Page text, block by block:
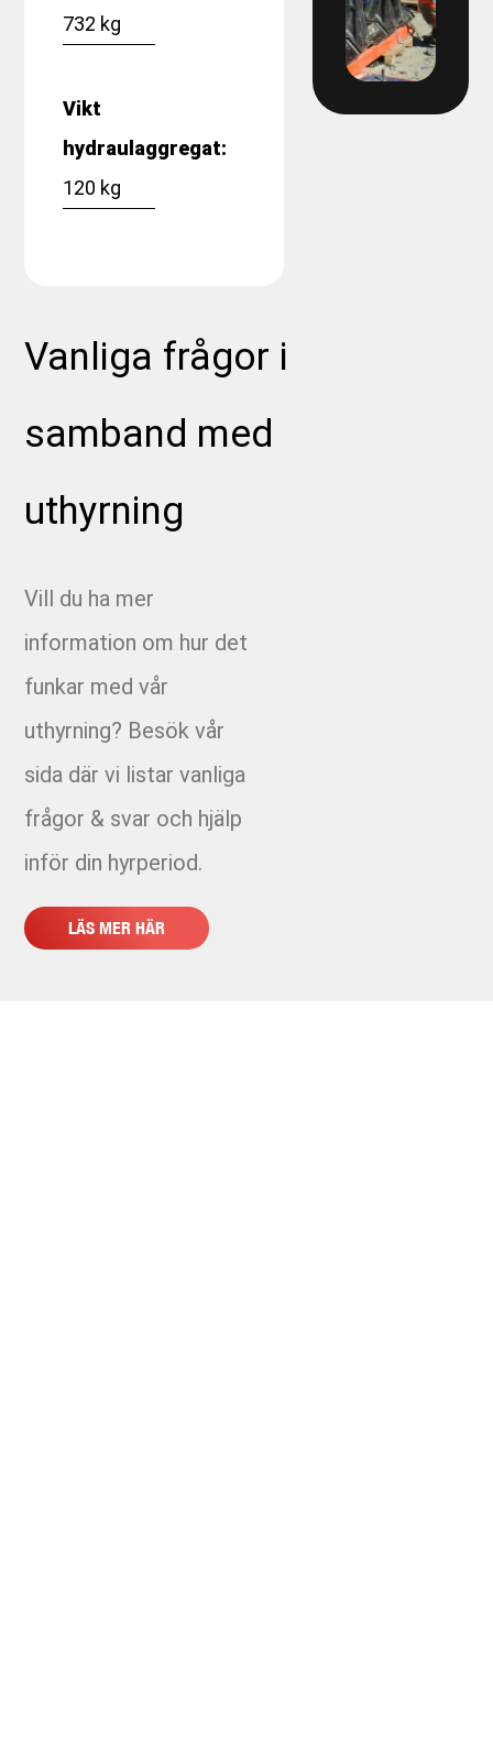
732 kg
Vikt
hydraulaggregat:
120 kg
Vanliga frågor i
samband med
uthyrning
Vill du ha mer
information om hur det
funkar med vår
uthyrning? Besök vår
sida där vi listar vanliga
frågor & svar och hjälp
inför din hyrperiod.
LÄS MER HÄR